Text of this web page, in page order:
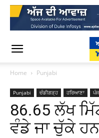
Home Punjabi
Punjabi ਚੰਡੀਗੜ੍ਹ ਹਰਿਆਣਾ
86.65 ਲੱਖ
ਵੰਡੇ ਜਾ ਚੁੱਕੇ ਹਨ